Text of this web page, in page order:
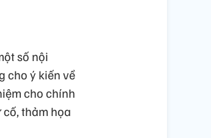
số nội
cho ý kiến về
cho chính
thảm họa